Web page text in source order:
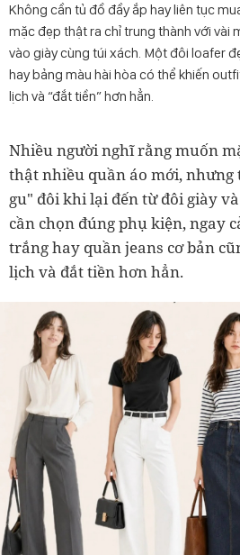
Không cần tủ đồ đầy ắp hay liên tục
mặc đẹp thật ra chỉ trung thành với vài
vào giày cùng túi xách. Một đôi loafer
hay bảng màu hài hòa có thể khiến
lịch và “đắt tiền” hơn hẳn.
Nhiều người nghĩ rằng muốn
thật nhiều quần áo mới, nhưng
gu" đôi khi lại đến từ đôi giày
cần chọn đúng phụ kiện, ngay
trắng hay quần jeans cơ bản
lịch và đắt tiền hơn hẳn.